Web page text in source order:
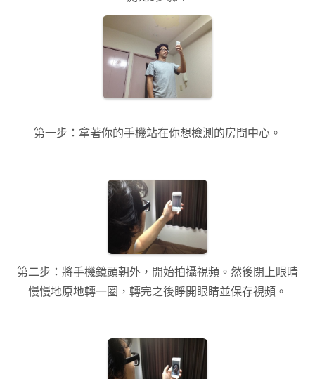
第一步：拿著你的手機站在你想檢測的房間中心。
第二步：將手機鏡頭朝外，開始拍攝視頻。然後閉上眼睛
慢慢地原地轉一圈，轉完之後睜開眼睛並保存視頻。